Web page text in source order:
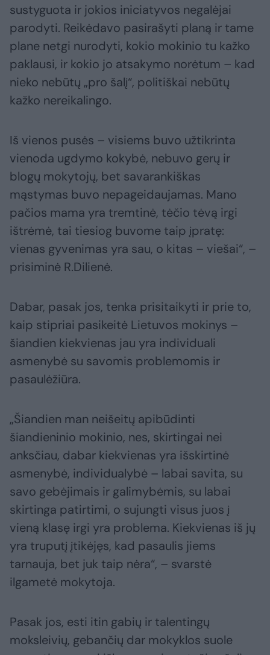
sustyguota ir jokios iniciatyvos negalėjai
parodyti. Reikėdavo pasirašyti planą ir tame
plane netgi nurodyti, kokio mokinio tu kažko
paklausi, ir kokio jo atsakymo norėtum – kad
nieko nebūtų „pro šalį“, politiškai nebūtų
kažko nereikalingo.
Iš vienos pusės – visiems buvo užtikrinta
vienoda ugdymo kokybė, nebuvo gerų ir
blogų mokytojų, bet savarankiškas
mąstymas buvo nepageidaujamas. Mano
pačios mama yra tremtinė, tėčio tėvą irgi
ištrėmė, tai tiesiog buvome taip įpratę:
vienas gyvenimas yra sau, o kitas – viešai“, –
prisiminė R.Dilienė.
Dabar, pasak jos, tenka prisitaikyti ir prie to,
kaip stipriai pasikeitė Lietuvos mokinys –
šiandien kiekvienas jau yra individuali
asmenybė su savomis problemomis ir
pasaulėžiūra.
„Šiandien man neišeitų apibūdinti
šiandieninio mokinio, nes, skirtingai nei
anksčiau, dabar kiekvienas yra išskirtinė
asmenybė, individualybė – labai savita, su
savo gebėjimais ir galimybėmis, su labai
skirtinga patirtimi, o sujungti visus juos į
vieną klasę irgi yra problema. Kiekvienas iš jų
yra truputį įtikėjęs, kad pasaulis jiems
tarnauja, bet juk taip nėra“, – svarstė
ilgametė mokytoja.
Pasak jos, esti itin gabių ir talentingų
moksleivių, gebančių dar mokyklos suole